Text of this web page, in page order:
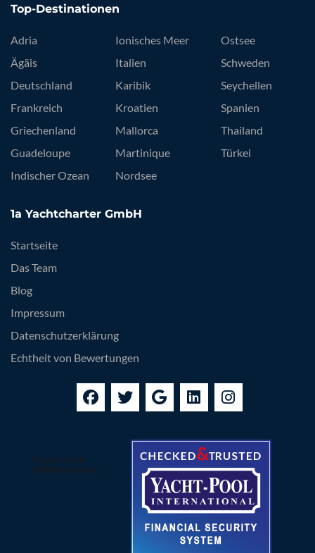
Top-Destinationen
Adria
Ägäis
Deutschland
Frankreich
Griechenland
Guadeloupe
Indischer Ozean
Ionisches Meer
Italien
Karibik
Kroatien
Mallorca
Martinique
Nordsee
Ostsee
Schweden
Seychellen
Spanien
Thailand
Türkei
1a Yachtcharter GmbH
Startseite
Das Team
Blog
Impressum
Datenschutzerklärung
Echtheit von Bewertungen